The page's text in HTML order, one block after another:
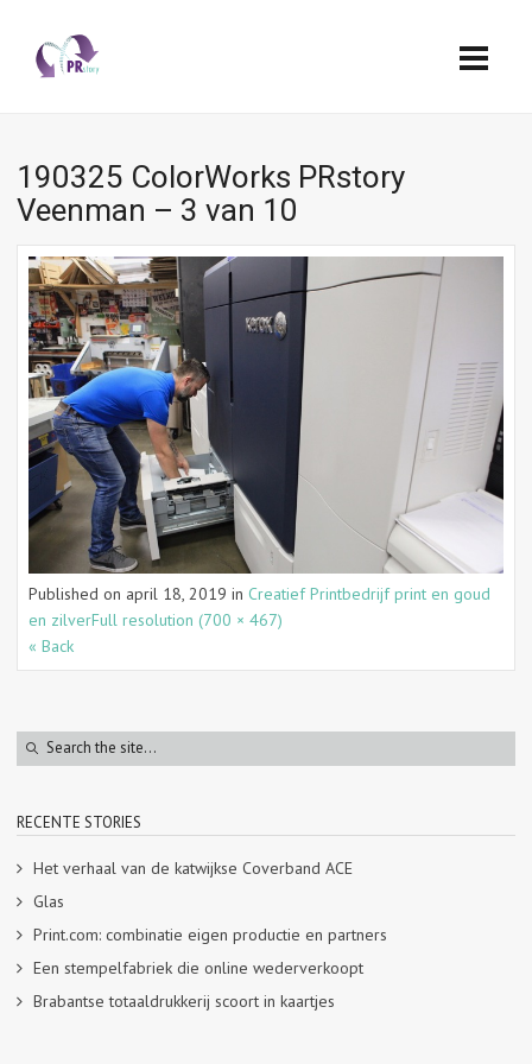
190325 ColorWorks PRstory
Veenman – 3 van 10
Published on april 18, 2019 in Creatief Printbedrijf print en goud
en zilverFull resolution (700 × 467)
« Back
RECENTE STORIES
Het verhaal van de katwijkse Coverband ACE
Glas
Print.com: combinatie eigen productie en partners
Een stempelfabriek die online wederverkoopt
Brabantse totaaldrukkerij scoort in kaartjes